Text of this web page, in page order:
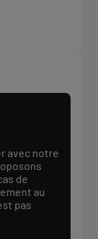
avec notre
de
au
pas